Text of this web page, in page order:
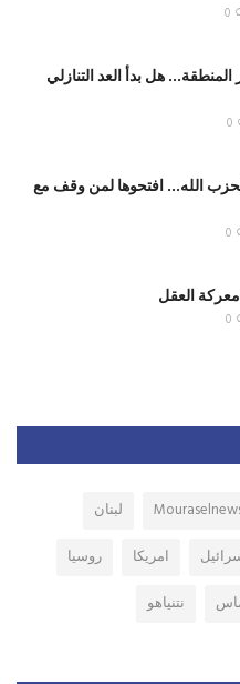
0
هل بدأ العد التنازلي
0
الله... افتحوها لمن وقف مع
0
العقل
0
لبنان
امريكا
روسيا
نتنياهو